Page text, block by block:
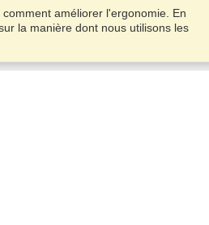
améliorer l'ergonomie. En
la manière dont nous utilisons les